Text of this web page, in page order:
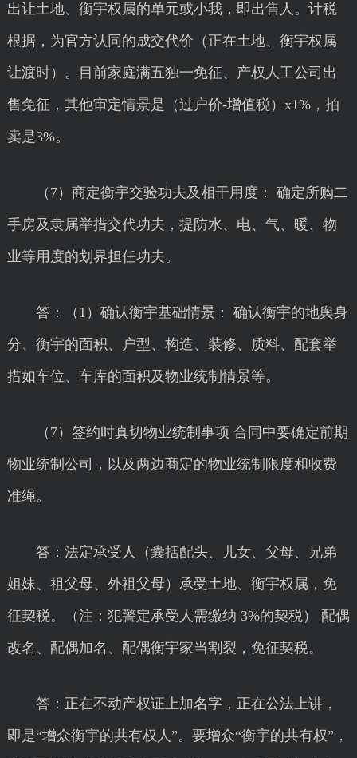
出让土地、衡宇权属的单元或小我，即出售人。计税
根据，为官方认同的成交代价（正在土地、衡宇权属
让渡时）。目前家庭满五独一免征、产权人工公司出
售免征，其他审定情景是（过户价-增值税）x1%，拍
卖是3%。
（7）商定衡宇交验功夫及相干用度： 确定所购二
手房及隶属举措交代功夫，提防水、电、气、暖、物
业等用度的划界担任功夫。
答：（1）确认衡宇基础情景： 确认衡宇的地舆身
分、衡宇的面积、户型、构造、装修、质料、配套举
措如车位、车库的面积及物业统制情景等。
（7）签约时真切物业统制事项 合同中要确定前期
物业统制公司，以及两边商定的物业统制限度和收费
准绳。
答：法定承受人（囊括配头、儿女、父母、兄弟
姐妹、祖父母、外祖父母）承受土地、衡宇权属，免
征契税。（注：犯警定承受人需缴纳 3%的契税） 配偶
改名、配偶加名、配偶衡宇家当割裂，免征契税。
答：正在不动产权证上加名字，正在公法上讲，
即是“增众衡宇的共有权人”。要增众“衡宇的共有权”，